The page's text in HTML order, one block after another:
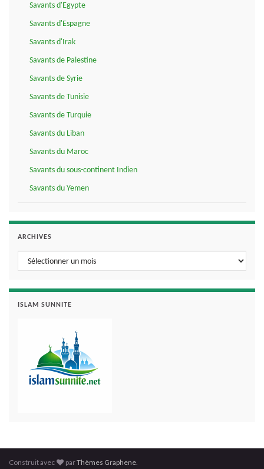
Savants d'Egypte
Savants d'Espagne
Savants d'Irak
Savants de Palestine
Savants de Syrie
Savants de Tunisie
Savants de Turquie
Savants du Liban
Savants du Maroc
Savants du sous-continent Indien
Savants du Yemen
ARCHIVES
Archives
ISLAM SUNNITE
Construit avec parThèmes Graphene